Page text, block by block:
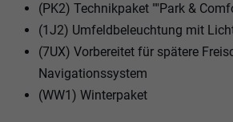
(PK2) Technikpaket ""Park &
(1J2) Umfeldbeleuchtung mit
(7UX) Vorbereitet für spätere
Navigationssystem
(WW1) Winterpaket